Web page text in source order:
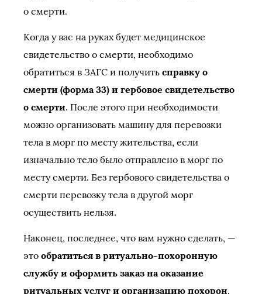
о смерти.
Когда у вас на руках будет медицинское
свидетельство о смерти, необходимо
обратиться в ЗАГС и получить справку о
смерти (форма 33) и гербовое свидетельство
о смерти. После этого при необходимости
можно организовать машину для перевозки
тела в морг по месту жительства, если
изначально тело было отправлено в морг по
месту смерти. Без гербового свидетельства о
смерти перевозку тела в другой морг
осуществить нельзя.
Наконец, последнее, что вам нужно сделать, —
это обратиться в ритуально-похоронную
службу и оформить заказ на оказание
ритуальных услуг и организацию похорон.